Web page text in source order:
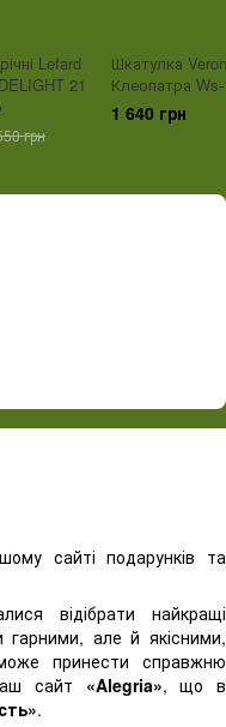
Lefard
21
грн
Шкатулка
Клеопатра
1 640 грн
сайті подарунків та
відібрати найкращі
але й якісними,
принести справжню
сайт «Alegria», що в
.